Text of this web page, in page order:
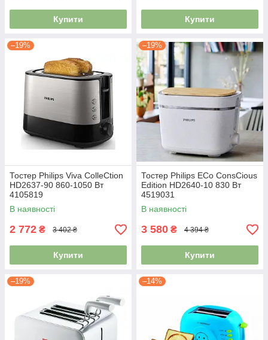
Купити Купити
–19%
Тостер Philips Viva СolleСtion
HD2637-90 860-1050 Вт
4105819
В наявності
2 772 ₴ 3 402 ₴
Купити
–19%
Тостер Philips EСo СonsСious
Edition HD2640-10 830 Вт
4519031
В наявності
3 580 ₴ 4 394 ₴
Купити
–19% –14%